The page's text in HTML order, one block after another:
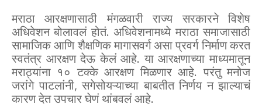
मराठा आरक्षणासाठी मंगळवारी राज्य सरकारने विशेष
अधिवेशन बोलावलं होतं. अधिवेशनामध्ये मराठा समाजासाठी
सामाजिक आणि शैक्षणिक मागासवर्ग असा प्रवर्ग निर्माण करत
स्वतंत्र आरक्षण देऊ केलं आहे. या आरक्षणाच्या माध्यमातून
मराठ्यांना १० टक्के आरक्षण मिळणार आहे. परंतु मनोज
जरांगे पाटलांनी, सगेसोयऱ्याच्या बाबतीत निर्णय न झाल्याचं
कारण देत उपचार घेणं थांबवलं आहे.